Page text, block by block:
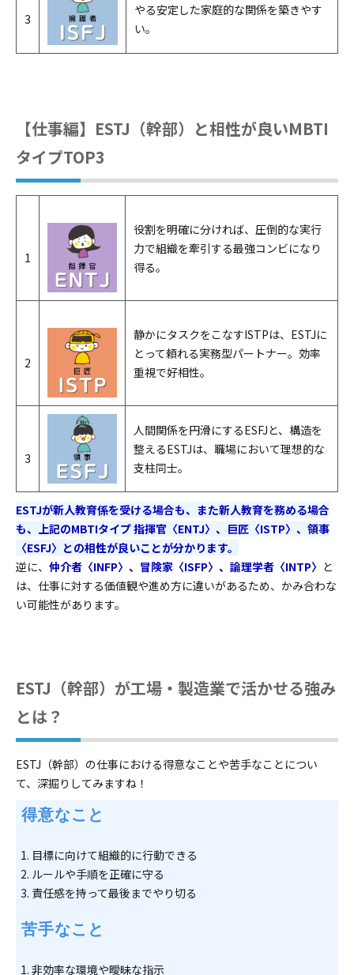
3
やる安定した家庭的な関係を築きやす
い。
【仕事編】ESTJ（幹部）と相性が良いMBTI
タイプTOP3
1
役割を明確に分ければ、圧倒的な実行
力で組織を牽引する最強コンビになり
得る。
2
静かにタスクをこなすISTPは、ESTJに
とって頼れる実務型パートナー。効率
重視で好相性。
3
人間関係を円滑にするESFJと、構造を
整えるESTJは、職場において理想的な
支柱同士。
ESTJが新人教育係を受ける場合も、また新人教育を務める場合
も、上記のMBTIタイプ 指揮官〈ENTJ〉、巨匠〈ISTP〉、領事
〈ESFJ〉との相性が良いことが分かります。
逆に、 仲介者〈INFP〉、冒険家〈ISFP〉、論理学者〈INTP〉 と
は、仕事に対する価値観や進め方に違いがあるため、かみ合わな
い可能性があります。
ESTJ（幹部）が工場・製造業で活かせる強み
とは？
ESTJ（幹部）の仕事における得意なことや苦手なことについ
て、深掘りしてみますね！
得意なこと
目標に向けて組織的に行動できる
ルールや手順を正確に守る
責任感を持って最後までやり切る
苦手なこと
非効率な環境や曖昧な指示